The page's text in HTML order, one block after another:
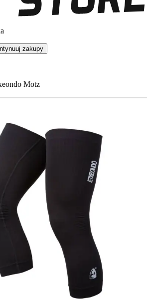
zakupy
Motz